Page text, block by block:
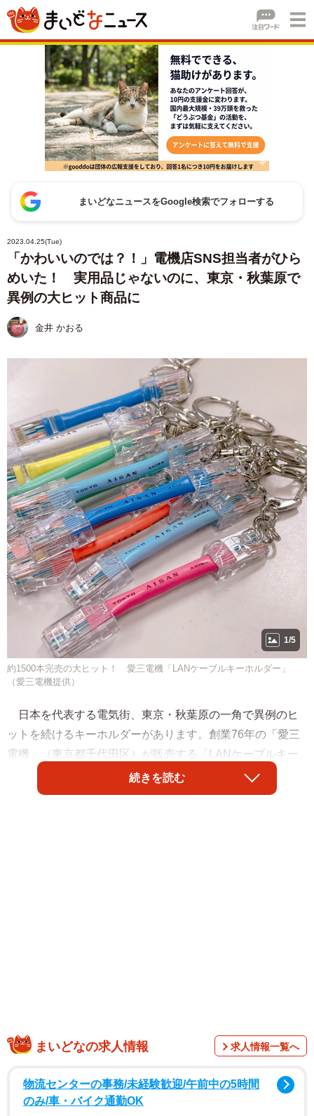
まいどなニュースをGoogle検索でフォローする
2023.04.25(Tue)
「かわいいのでは？！」電機店SNS担当者がひら
めいた！ 実用品じゃないのに、東京・秋葉原で
異例の大ヒット商品に
金井 かおる
1/5
約1500本完売の大ヒット！ 愛三電機「LANケーブルキーホルダー」
（愛三電機提供）
日本を代表する電気街、東京・秋葉原の一角で異例のヒ
ットを続けるキーホルダーがあります。創業76年の「愛三
電機」（東京都千代田区）が販売する「LANケーブルキー
ホルダー」。実用品でないにもかかわらず、約8cmという
手のひらサイズと、ポップなカラー展開が受け、2020年の
続きを読む
まいどなの求人情報 求人情報一覧へ
物流センターの事務/未経験歓迎/午前中の5時間
のみ/車・バイク通勤OK